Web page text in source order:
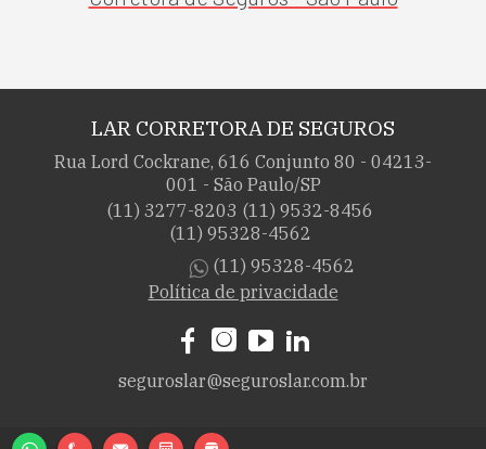
LAR CORRETORA DE SEGUROS
Rua Lord Cockrane, 616 Conjunto 80 - 04213-
001 - São Paulo/SP
(11) 3277-8203 (11) 9532-8456
(11) 95328-4562
(11) 95328-4562
Política de privacidade
seguroslar@seguroslar.com.br